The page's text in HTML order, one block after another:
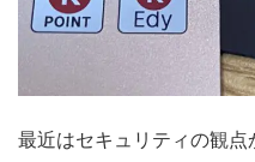
最近はセキュリティの観